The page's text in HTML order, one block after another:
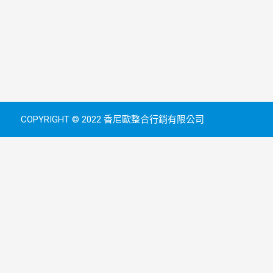
COPYRIGHT © 2022 香尼歐整合行銷有限公司